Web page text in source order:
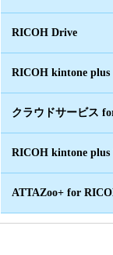
RICOH Drive
RICOH kintone plus
クラウドサービス
RICOH kintone plus
ATTAZoo+ for